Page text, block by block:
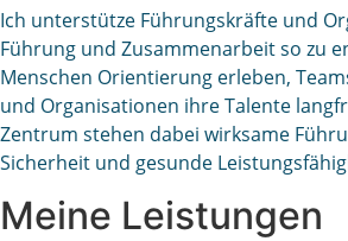
Ich unterstütze Führungskräfte und
Führung und Zusammenarbeit so zu
Menschen Orientierung erleben,
und Organisationen ihre Talente
Zentrum stehen dabei wirksame
Sicherheit und gesunde
Meine Leistungen